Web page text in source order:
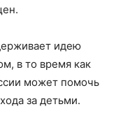
идею
в то время как
может помочь
за детьми.